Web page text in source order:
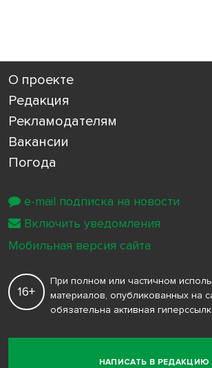
О проекте
Редакция
Рекламодателям
Вакансии
Погода
НАПИСАТЬ В РЕДАКЦИЮ
16+
При полном или частичном
материалов, опубликованных на
обязательна активная
e-mail подписка на новости
Включить уведомления
Мобильная версия сайта